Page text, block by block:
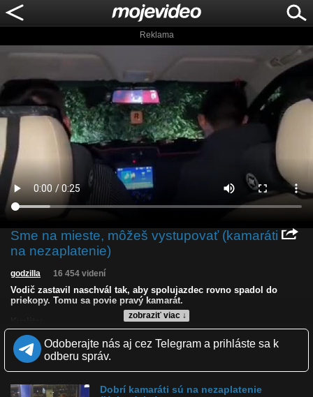
Reklama
Sme na mieste, môžeš vystupovať (kamaráti
na nezaplatenie)
zobraziť viac ↓
godzilla 16 454 videní
Vodič zastavil naschvál tak, aby spolujazdec rovno spadol do
priekopy. Tomu sa povie pravý kamarát.
Zverejnené: 24.2.2024 17:10
Páči sa: 18% (44 hlasov)
Obľúbené: 0
Komentárov: 13
Kategória: auto-moto
Odoberajte nás aj cez Telegram a prihláste sa k
odberu správ.
Dobrí kamaráti sú na nezaplatenie